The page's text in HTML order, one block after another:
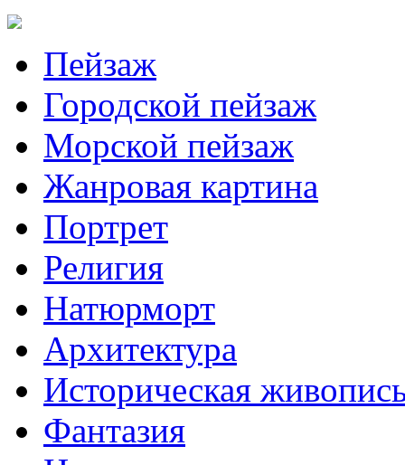
Пейзаж
Городской пейзаж
Морской пейзаж
Жанровая картина
Портрет
Религия
Натюрморт
Архитектура
Историческая
Фантазия